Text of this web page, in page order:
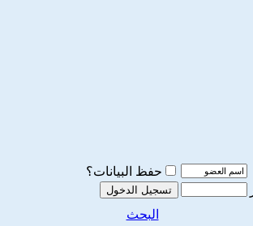
حفظ البيانات؟
البحث